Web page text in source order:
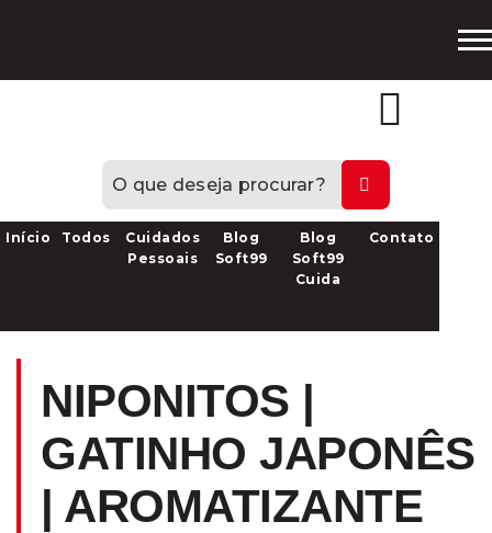
Início Todos
Cuidados
Pessoais
Blog
Soft99
Blog
Soft99
Cuida
Contato
NIPONITOS |
GATINHO JAPONÊS
| AROMATIZANTE